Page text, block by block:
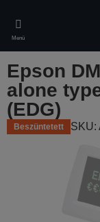
main
content
Menü
Epson
alone
(EDG)
Beszüntetett SKU: